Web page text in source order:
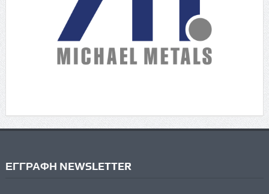
ΕΓΓΡΑΦΗ NEWSLETTER